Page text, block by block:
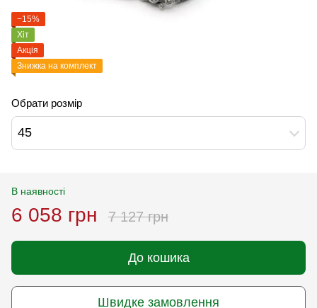
−15%
Хіт
Акція
Знижка на комплект
Обрати розмір
45
В наявності
6 058 грн 7 127 грн
До кошика
Швидке замовлення